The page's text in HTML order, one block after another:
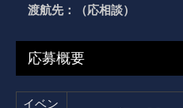
渡航先：（応相談）
応募概要
イベン